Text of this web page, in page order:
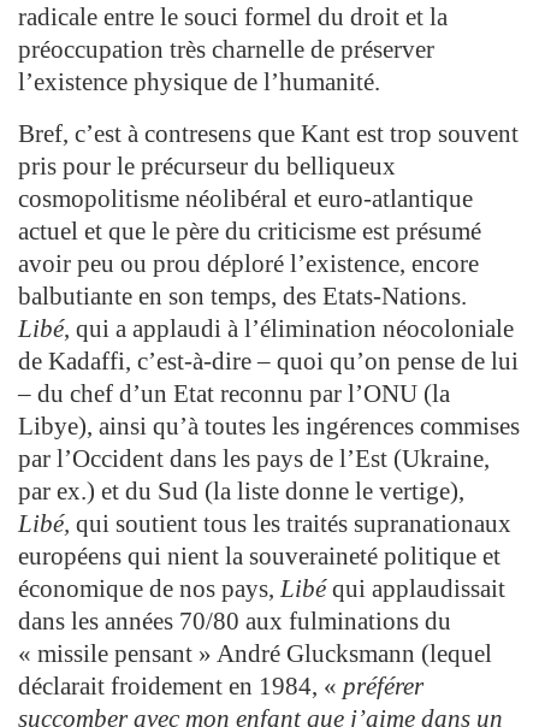
radicale entre le souci formel du droit et la
préoccupation très charnelle de préserver
l’existence physique de l’humanité.
Bref, c’est à contresens que Kant est trop souvent
pris pour le précurseur du belliqueux
cosmopolitisme néolibéral et euro-atlantique
actuel et que le père du criticisme est présumé
avoir peu ou prou déploré l’existence, encore
balbutiante en son temps, des Etats-Nations.
Libé, qui a applaudi à l’élimination néocoloniale
de Kadaffi, c’est-à-dire – quoi qu’on pense de lui
– du chef d’un Etat reconnu par l’ONU (la
Libye), ainsi qu’à toutes les ingérences commises
par l’Occident dans les pays de l’Est (Ukraine,
par ex.) et du Sud (la liste donne le vertige),
Libé, qui soutient tous les traités supranationaux
européens qui nient la souveraineté politique et
économique de nos pays, Libéqui applaudissait
dans les années 70/80 aux fulminations du
« missile pensant » André Glucksmann (lequel
déclarait froidement en 1984, « préférer
succomber avec mon enfant que j’aime dans un